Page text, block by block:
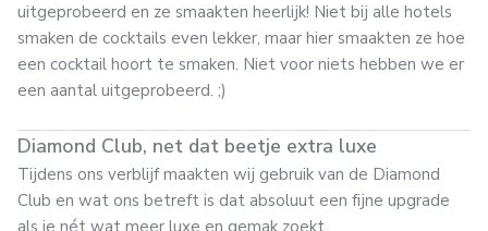
uitgeprobeerd en ze smaakten heerlijk! Niet bij alle hotels
smaken de cocktails even lekker, maar hier smaakten ze hoe
een cocktail hoort te smaken. Niet voor niets hebben we er
een aantal uitgeprobeerd. ;)
Diamond Club, net dat beetje extra luxe
Tijdens ons verblijf maakten wij gebruik van de Diamond
Club en wat ons betreft is dat absoluut een fijne upgrade